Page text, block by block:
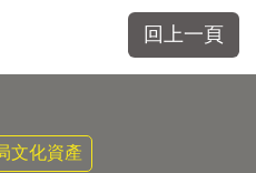
回上一頁
文化資產